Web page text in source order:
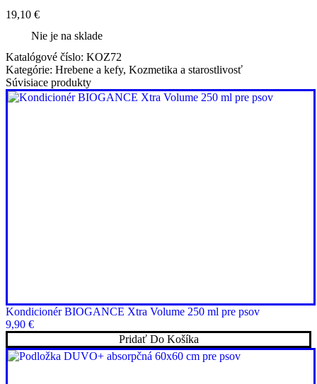
19,10 €
Nie je na sklade
Katalógové číslo: KOZ72
Kategórie: Hrebene a kefy, Kozmetika a starostlivosť
Súvisiace produkty
Kondicionér BIOGANCE Xtra Volume 250 ml pre psov
9,90 €
Pridať Do Košíka